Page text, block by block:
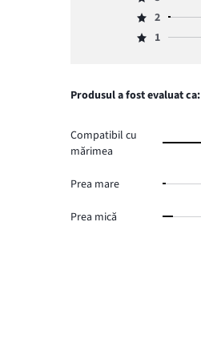
de
26.
numărul
de
Evaluare
3,
numărul
Evaluare
2,
voturi
1.
2
Evaluare
de
1
Produsul a fost evaluat ca:
Compatibil cu
mărimea
Prea mare
Prea mică